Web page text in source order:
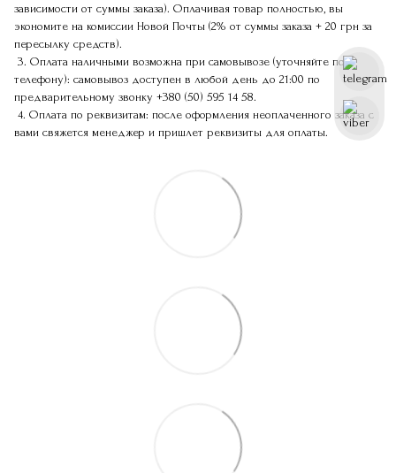
зависимости от суммы заказа). Оплачивая товар полностью, вы
экономите на комиссии Новой Почты (2% от суммы заказа + 20 грн за
пересылку средств).
3. Оплата наличными возможна при самовывозе (уточняйте по
телефону): самовывоз доступен в любой день до 21:00 по
предварительному звонку +380 (50) 595 14 58.
4. Оплата по реквизитам: после оформления неоплаченного заказа с
вами свяжется менеджер и пришлет реквизиты для оплаты.